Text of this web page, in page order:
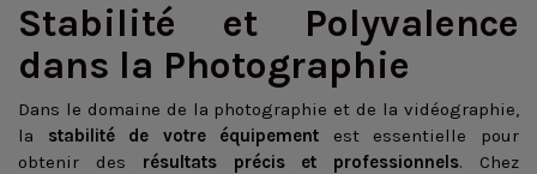
Stabilité et Polyvalence
dans la Photographie
Dans le domaine de la photographie et de la vidéographie,
la stabilité de votre équipement est essentielle pour
obtenir des résultats précis et professionnels. Chez